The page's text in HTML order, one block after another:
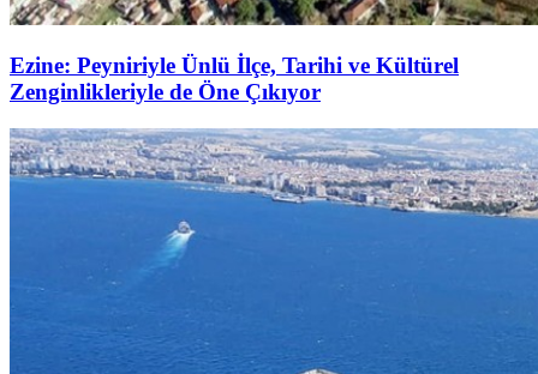
Ezine: Peyniriyle Ünlü İlçe, Tarihi ve Kültürel
Zenginlikleriyle de Öne Çıkıyor